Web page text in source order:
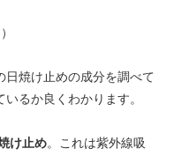
焼け止めの成分を調べて
るか良くわかります。
け止め。これは紫外線吸